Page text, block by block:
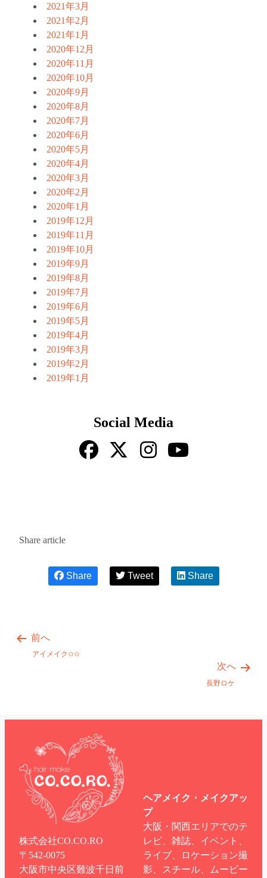
2021年3月
2021年2月
2021年1月
2020年12月
2020年11月
2020年10月
2020年9月
2020年8月
2020年7月
2020年6月
2020年5月
2020年4月
2020年3月
2020年2月
2020年1月
2019年12月
2019年11月
2019年10月
2019年9月
2019年8月
2019年7月
2019年6月
2019年5月
2019年4月
2019年3月
2019年2月
2019年1月
Social Media
Share article
Share Tweet Share
前へ
アイメイク✩✩
次へ
長野ロケ
株式会社CO.CO.RO
〒542-0075
大阪市中央区難波千日前
ヘアメイク・メイクアッ
プ
大阪・関西エリアでのテ
レビ、雑誌、イベント、
ライブ、ロケーション撮
影、スチール、ムービー